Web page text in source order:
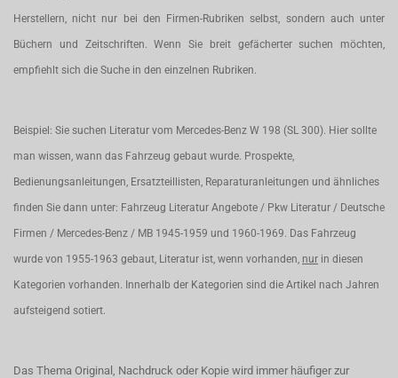
Herstellern, nicht nur bei den Firmen-Rubriken selbst, sondern auch unter
Büchern und Zeitschriften. Wenn Sie breit gefächerter suchen möchten,
empfiehlt sich die Suche in den einzelnen Rubriken.
Beispiel: Sie suchen Literatur vom Mercedes-Benz W 198 (SL 300). Hier sollte
man wissen, wann das Fahrzeug gebaut wurde. Prospekte,
Bedienungsanleitungen, Ersatzteillisten, Reparaturanleitungen und ähnliches
finden Sie dann unter: Fahrzeug Literatur Angebote / Pkw Literatur / Deutsche
Firmen / Mercedes-Benz / MB 1945-1959 und 1960-1969. Das Fahrzeug
wurde von 1955-1963 gebaut, Literatur ist, wenn vorhanden, nur in diesen
Kategorien vorhanden. Innerhalb der Kategorien sind die Artikel nach Jahren
aufsteigend sotiert.
Das Thema Original, Nachdruck oder Kopie wird immer häufiger zur